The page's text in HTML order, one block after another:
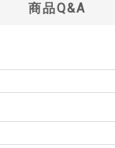
商品Q&A